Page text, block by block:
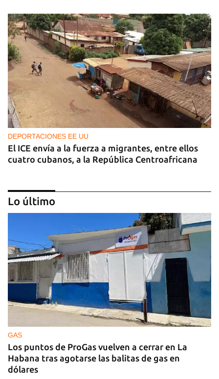
DEPORTACIONES EE UU
El ICE envía a la fuerza a migrantes, entre ellos
cuatro cubanos, a la República Centroafricana
GUERRA
Ucrania ataca otro centro logístico del Amazon
ruso, esta vez en los Urales
Lo último
GAS
Los puntos de ProGas vuelven a cerrar en La
Habana tras agotarse las balitas de gas en
dólares